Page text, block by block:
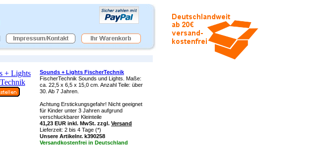
Sounds + Lights FischerTechnik
FischerTechnik Sounds und Lights. Maße:
ca. 22,5 x 6,5 x 15,0 cm. Anzahl Teile: über
30. Ab 7 Jahren.
Achtung Erstickungsgefahr! Nicht geeignet
für Kinder unter 3 Jahren aufgrund
verschluckbarer Kleinteile
41,23 EUR inkl. MwSt. zzgl. Versand
Lieferzeit: 2 bis 4 Tage (*)
Unsere Artikelnr. k390258
Versandkostenfrei in Deutschland